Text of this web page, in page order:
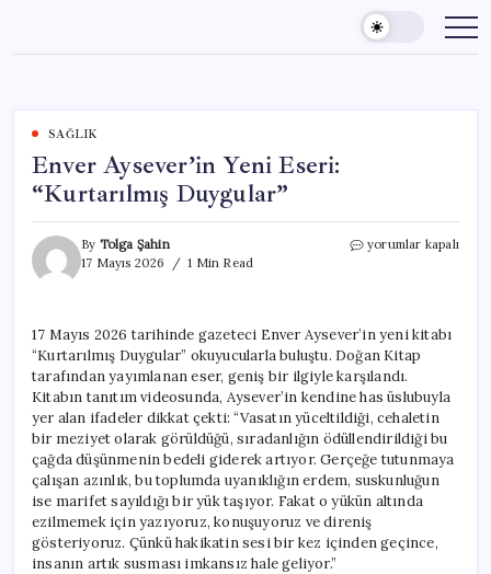
content
SAĞLIK
Enver Aysever’in Yeni Eseri:
“Kurtarılmış Duygular”
By Tolga Şahin
17 Mayıs 2026
1 Min Read
Enver
Duygular”
için
yorumlar kapalı
17 Mayıs 2026 tarihinde gazeteci Enver Aysever’in yeni kitabı
“Kurtarılmış Duygular” okuyucularla buluştu. Doğan Kitap
tarafından yayımlanan eser, geniş bir ilgiyle karşılandı.
Kitabın tanıtım videosunda, Aysever’in kendine has üslubuyla
yer alan ifadeler dikkat çekti: “Vasatın yüceltildiği, cehaletin
bir meziyet olarak görüldüğü, sıradanlığın ödüllendirildiği bu
çağda düşünmenin bedeli giderek artıyor. Gerçeğe tutunmaya
çalışan azınlık, bu toplumda uyanıklığın erdem, suskunluğun
ise marifet sayıldığı bir yük taşıyor. Fakat o yükün altında
ezilmemek için yazıyoruz, konuşuyoruz ve direniş
gösteriyoruz. Çünkü hakikatin sesi bir kez içinden geçince,
insanın artık susması imkansız hale geliyor.”